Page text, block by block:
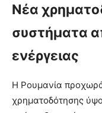
Νέα
συστήματα
ενέργειας
Η Ρουμανία
χρηματοδότησης